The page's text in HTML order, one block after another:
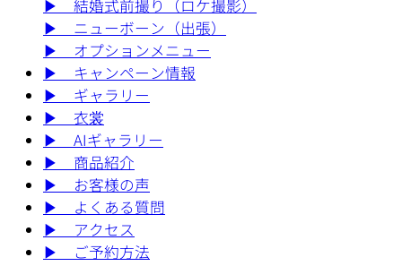
▶︎
結婚式前撮り（ロケ撮影）
▶︎
ニューボーン（出張）
▶︎
オプションメニュー
▶︎
キャンペーン情報
▶︎
ギャラリー
▶︎
衣裳
▶︎
AIギャラリー
▶︎
商品紹介
▶︎
お客様の声
▶︎
よくある質問
▶︎
アクセス
▶︎
ご予約方法